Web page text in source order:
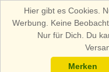
Hier gibt es Cookies.
Werbung. Keine
Nur für Dich. Du
Merken